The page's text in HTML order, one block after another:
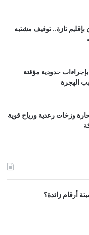
بإقليم تازة.. توقيف مشتبه
بإجراءات حدودية مؤقتة
الهجرة
وزخات رعدية ورياح قوية
أرقام زائدة؟